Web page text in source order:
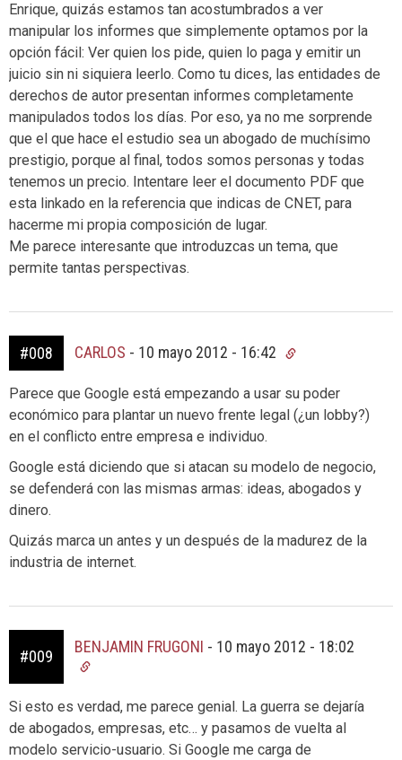
Enrique, quizás estamos tan acostumbrados a ver
manipular los informes que simplemente optamos por la
opción fácil: Ver quien los pide, quien lo paga y emitir un
juicio sin ni siquiera leerlo. Como tu dices, las entidades de
derechos de autor presentan informes completamente
manipulados todos los días. Por eso, ya no me sorprende
que el que hace el estudio sea un abogado de muchísimo
prestigio, porque al final, todos somos personas y todas
tenemos un precio. Intentare leer el documento PDF que
esta linkado en la referencia que indicas de CNET, para
hacerme mi propia composición de lugar.
Me parece interesante que introduzcas un tema, que
permite tantas perspectivas.
#008 CARLOS - 10 mayo 2012 - 16:42
Parece que Google está empezando a usar su poder
económico para plantar un nuevo frente legal (¿un lobby?)
en el conflicto entre empresa e individuo.
Google está diciendo que si atacan su modelo de negocio,
se defenderá con las mismas armas: ideas, abogados y
dinero.
Quizás marca un antes y un después de la madurez de la
industria de internet.
#009
BENJAMIN FRUGONI - 10 mayo 2012 - 18:02
Si esto es verdad, me parece genial. La guerra se dejaría
de abogados, empresas, etc… y pasamos de vuelta al
modelo servicio-usuario. Si Google me carga de